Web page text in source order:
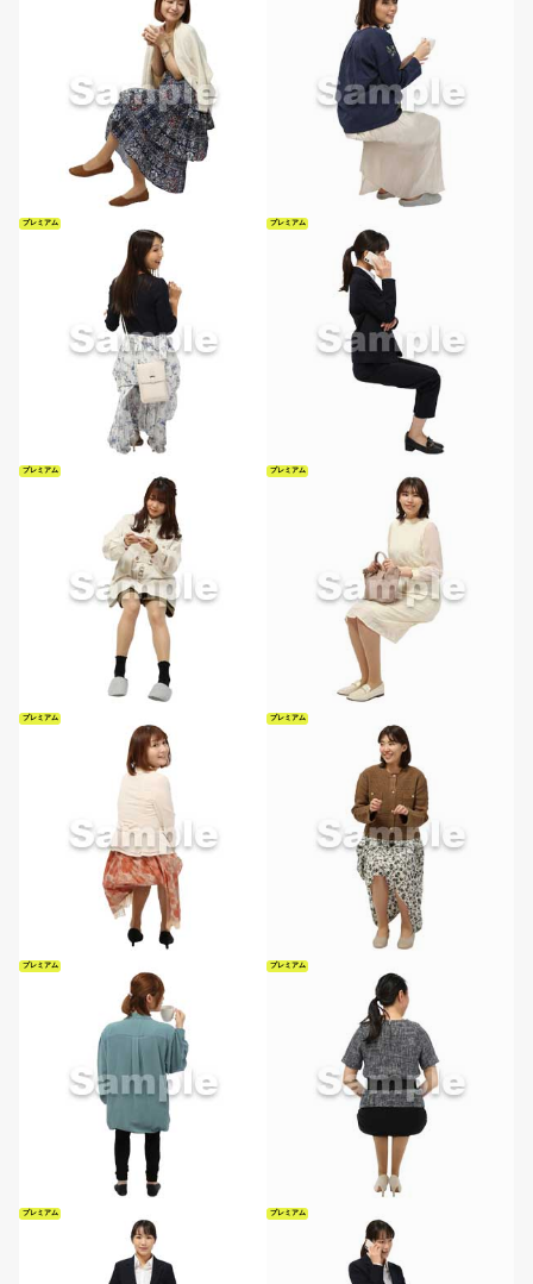
プレミアム プレミアム
プレミアム プレミアム
プレミアム プレミアム
プレミアム プレミアム
プレミアム プレミアム